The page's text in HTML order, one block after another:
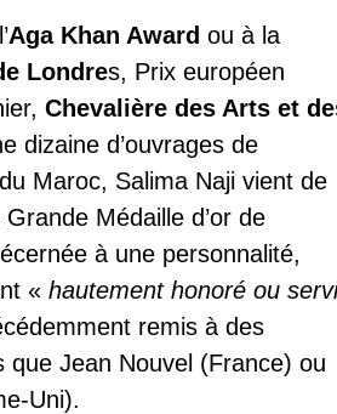
Aga Khan Award ou à la
Londres, Prix européen
Chevalière des Arts et
dizaine d’ouvrages de
Maroc, Salima Naji vient de
Médaille d’or de
à une personnalité,
«hautement honoré ou
remis à des
Jean Nouvel (France) ou
Uni).